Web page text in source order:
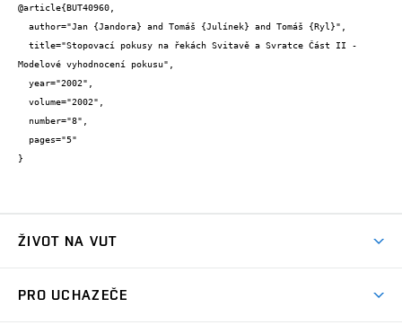
@article{BUT40960,
Modelové vyhodnocení pokusu",
}
ŽIVOT NA VUT
PRO UCHAZEČE